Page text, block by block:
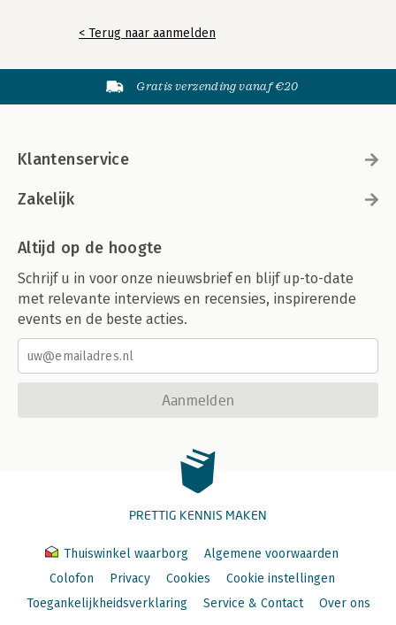
< Terug naar aanmelden
Gratis verzending vanaf €20
Klantenservice
Zakelijk
Altijd op de hoogte
Schrijf u in voor onze nieuwsbrief en blijf up-to-date
met relevante interviews en recensies, inspirerende
events en de beste acties.
Aanmelden
PRETTIG KENNIS MAKEN
Thuiswinkel waarborg
Algemene voorwaarden
Colofon
Privacy Cookies
Cookie instellingen
Toegankelijkheidsverklaring
Service & Contact Over ons